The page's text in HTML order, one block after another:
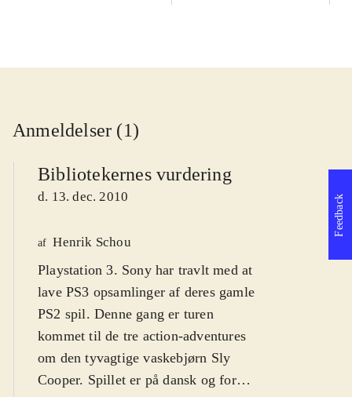
Anmeldelser (1)
Bibliotekernes vurdering
d. 13. dec. 2010
af Henrik Schou
Playstation 3. Sony har travlt med at
lave PS3 opsamlinger af deres gamle
PS2 spil. Denne gang er turen
kommet til de tre action-adventures
om den tyvagtige vaskebjørn Sly
Cooper. Spillet er på dansk og for
Feedback